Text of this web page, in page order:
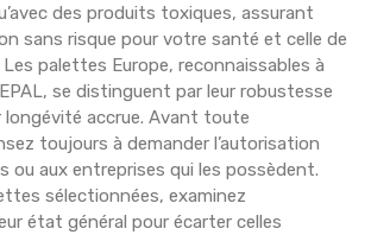
des produits toxiques, assurant
sans risque pour votre santé et celle de
palettes Europe, reconnaissables à
se distinguent par leur robustesse
longévité accrue. Avant toute
toujours à demander l’autorisation
ou aux entreprises qui les possèdent.
sélectionnées, examinez
état général pour écarter celles